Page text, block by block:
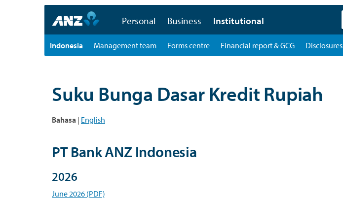
Personal Business Institutional
Indonesia Management team Forms centre Financial report & GCG Disclosures
Suku Bunga Dasar Kredit Rupiah
Bahasa | English
PT Bank ANZ Indonesia
2026
June 2026 (PDF)